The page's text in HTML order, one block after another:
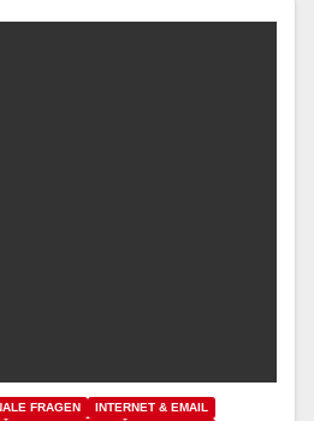
FRAGEN
INTERNET & EMAIL